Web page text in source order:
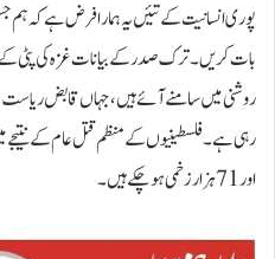
پوری انسانیت کے تئیں یہ ہمارا فرض ہے کہ ہم
بات کریں۔ترک صدر کے بیانات غزہ کی پٹی
روشنی میں سامنے آئے ہیں، جہاں قابض
رہی ہے۔ فلسطینیوں کے منظم قتل عام کے نتیجے
اور 71 ہزار زخمی ہوچکے ہیں۔